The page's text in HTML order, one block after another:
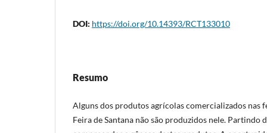
DOI: https://doi.org/10.14393/RCT133010
Resumo
Alguns dos produtos agrícolas comercializados nas
Feira de Santana não são produzidos nele. Partindo